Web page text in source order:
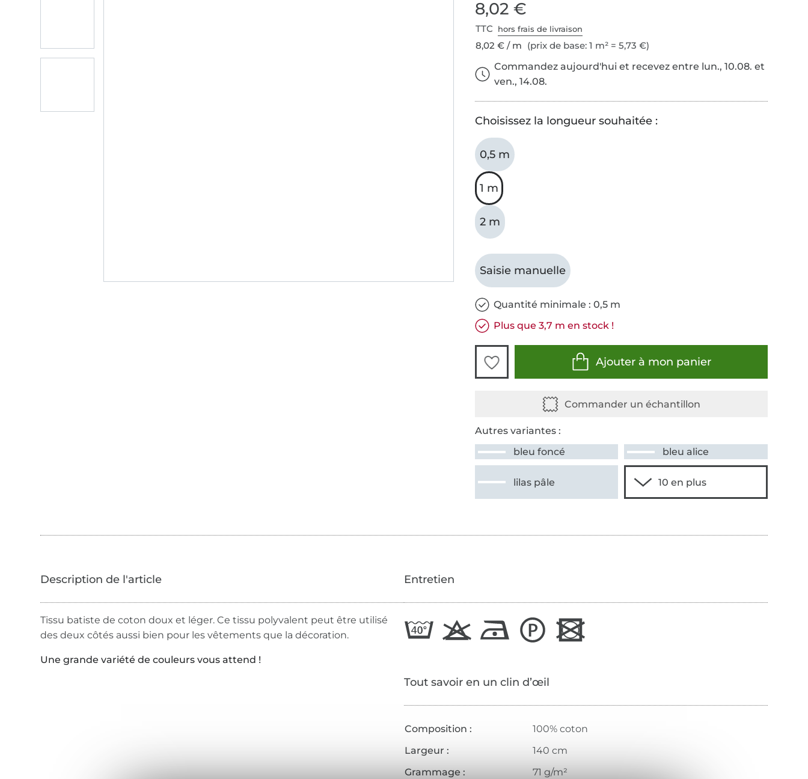
8,02 €
TTC hors frais de livraison
8,02 € / m (prix de base: 1 m² = 5,73 €)
Commandez aujourd'hui et recevez entre lun., 10.08. et
ven., 14.08.
Choisissez la longueur souhaitée :
0,5 m
1 m
2 m
Saisie manuelle
Quantité minimale : 0,5 m
Plus que 3,7 m en stock !
Ajouter à mon panier
Autres variantes :
bleu foncé
bleu alice
lilas pâle
Tissu batiste de coton doux et léger. Ce tissu polyvalent peut être utilisé
des deux côtés aussi bien pour les vêtements que la décoration.
Une grande variété de couleurs vous attend !
Entretien
Tout savoir en un clin d’œil
Composition :
100% coton
Largeur :
140 cm
Grammage :
71 g/m²